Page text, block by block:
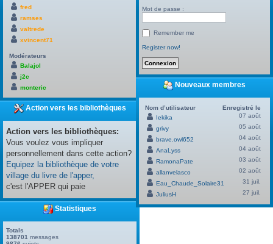
fred
ramses
valtrede
xvincent71
Modérateurs
Balajol
j2c
monteric
Action vers les bibliothèques
Action vers les bibliothèques:
Vous voulez vous impliquer
personnellement dans cette action?
Equipez la bibliothèque de votre
village du livre de l'apper,
c'est l'APPER qui paie
Statistiques
Totals
138701 messages
Mot de passe :
Remember me
Register now!
Nouveaux membres
Nom d’utilisateur
Enregistré le
Iekika
07 août
grivy
05 août
brave.owl652
04 août
AnaLyss
04 août
RamonaPate
03 août
allanvelasco
02 août
Eau_Chaude_Solaire31
31 juil.
JuliusH
27 juil.